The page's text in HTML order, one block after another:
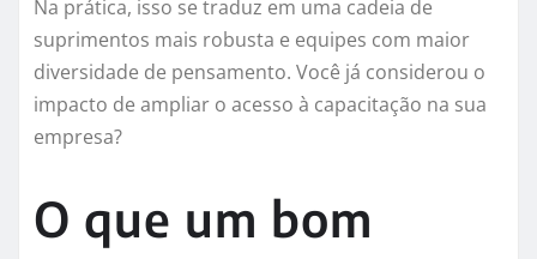
Na prática, isso se traduz em uma cadeia de
suprimentos mais robusta e equipes com maior
diversidade de pensamento. Você já considerou o
impacto de ampliar o acesso à capacitação na sua
empresa?
O que um bom